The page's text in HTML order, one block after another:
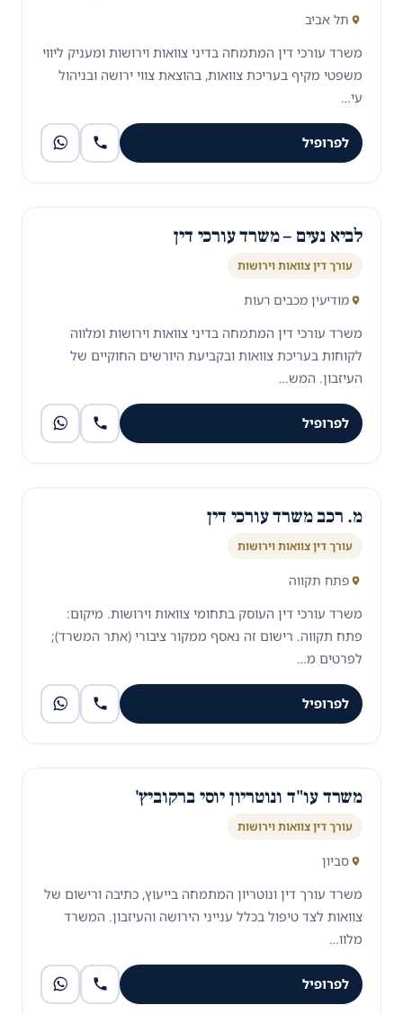
תל אביב
משרד עורכי דין המתמחה בדיני צוואות וירושות ומעניק ליווי
משפטי מקיף בעריכת צוואות, בהוצאת צווי ירושה ובניהול
עי…
לפרופיל
לביא נעים – משרד עורכי דין
עורך דין צוואות וירושות
מודיעין מכבים רעות
משרד עורכי דין המתמחה בדיני צוואות וירושות ומלווה
לקוחות בעריכת צוואות ובקביעת היורשים החוקיים של
העיזבון. המש…
לפרופיל
מ. רכב משרד עורכי דין
עורך דין צוואות וירושות
פתח תקווה
משרד עורכי דין העוסק בתחומי צוואות וירושות. מיקום:
פתח תקווה. רישום זה נאסף ממקור ציבורי (אתר המשרד);
לפרטים מ…
לפרופיל
משרד עו"ד ונוטריון יוסי ברקוביץ'
עורך דין צוואות וירושות
סביון
משרד עורך דין ונוטריון המתמחה בייעוץ, כתיבה ורישום של
צוואות לצד טיפול בכלל ענייני הירושה והעיזבון. המשרד
מלוו…
לפרופיל